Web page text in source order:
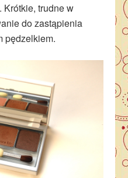
Krótkie, trudne w
do zastąpienia
pędzelkiem.